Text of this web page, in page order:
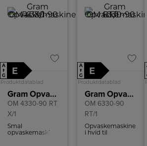
A
↑
G
E
Produktdatablad
Gram Opvaskemaskine
OM 4330-90 RT
X/1
Smal
opvaskemaskine
A
↑
G
E
Produktdatablad
Gram Opvaskemaskine
OM 6330-90
RT/1
Opvaskemaskine
i hvid til